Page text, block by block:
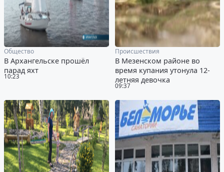
10:23
Общество
В Архангельске прошёл
парад яхт
09:37
Происшествия
В Мезенском районе во
время купания утонула 12-
летняя девочка